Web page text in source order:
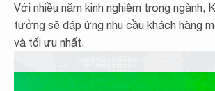
Với nhiều năm kinh nghiệm trong ngành,
tưởng sẽ đáp ứng nhu cầu khách hàng
và tối ưu nhất.